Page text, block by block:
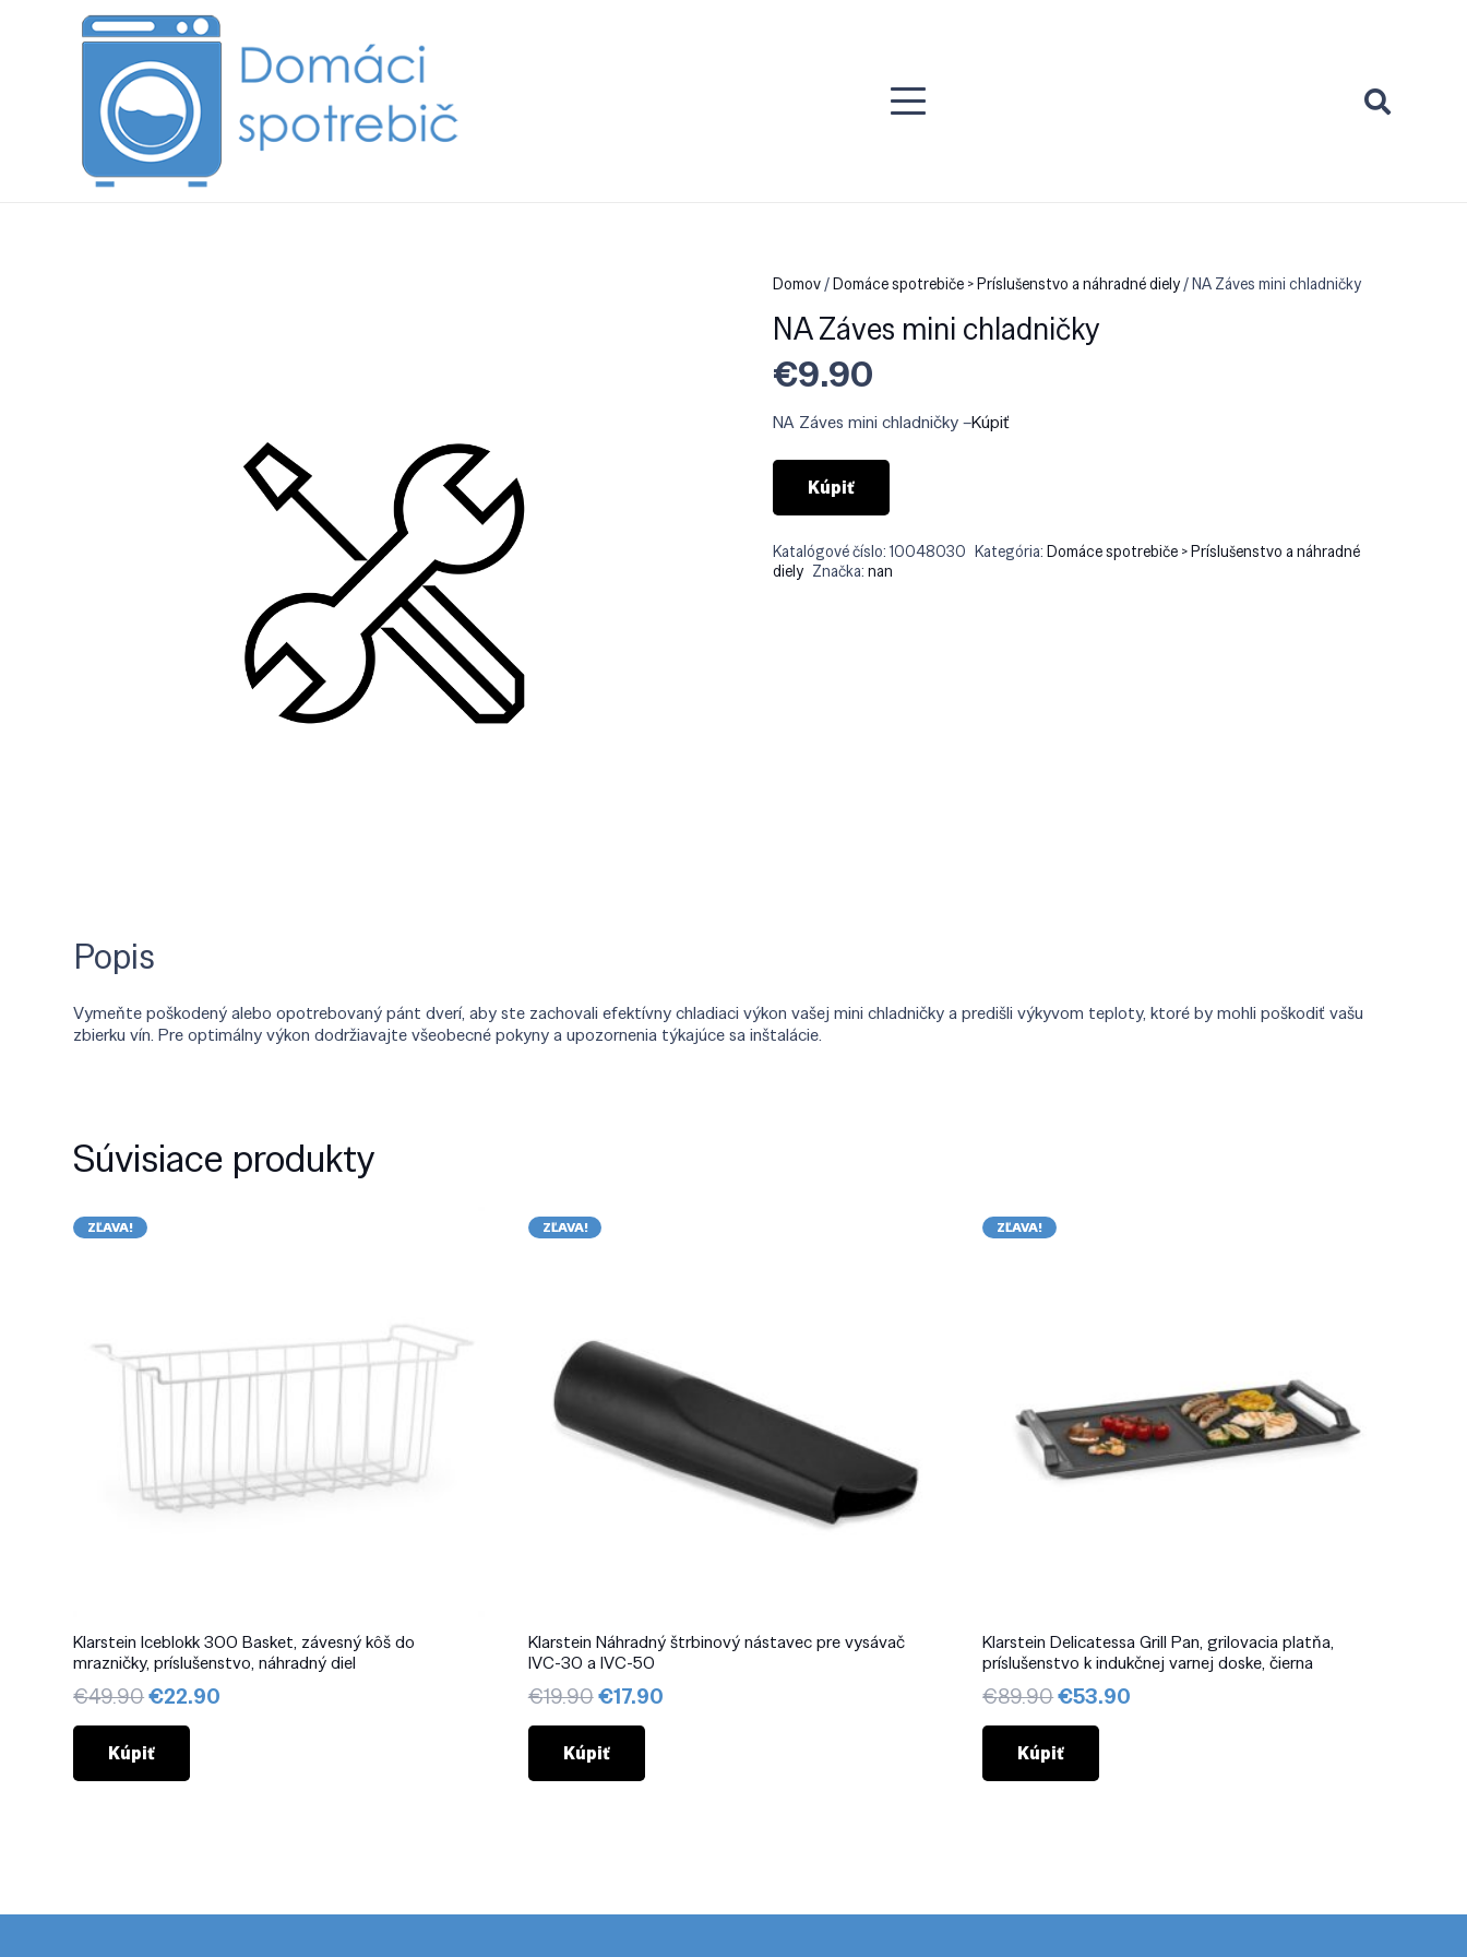
Domov/Domáce spotrebiče > Príslušenstvo a náhradné diely/ NA Záves mini chladničky
NA Záves mini chladničky
€9.90
NA Záves mini chladničky –Kúpiť
Kúpiť
Katalógové číslo:10048030 Kategória:Domáce spotrebiče > Príslušenstvo a náhradné
diely Značka:nan
Popis
Vymeňte poškodený alebo opotrebovaný pánt dverí, aby ste zachovali efektívny chladiaci výkon vašej mini chladničky a predišli výkyvom teploty, ktoré by mohli poškodiť vašu
zbierku vín. Pre optimálny výkon dodržiavajte všeobecné pokyny a upozornenia týkajúce sa inštalácie.
Súvisiace produkty
ZĽAVA!
Klarstein Iceblokk 300 Basket, závesný kôš do
mrazničky, príslušenstvo, náhradný diel
€49.90Pôvodná
cena
bola:
€49.90.
€22.90
Kúpiť
ZĽAVA!
Klarstein Náhradný štrbinový nástavec pre vysávač
IVC-30 a IVC-50
€19.90Pôvodná
cena
bola:
€19.90.
€17.90Aktuálna
Kúpiť
ZĽAVA!
Klarstein Delicatessa Grill Pan, grilovacia platňa,
príslušenstvo k indukčnej varnej doske, čierna
€89.90Pôvodná
cena
bola:
€89.90.
€53.90
Kúpiť